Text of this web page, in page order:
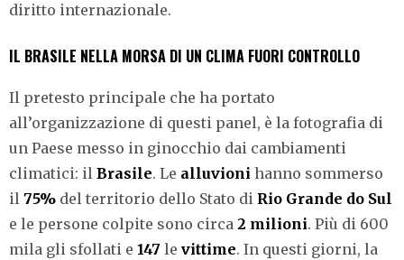
diritto internazionale.
IL BRASILE NELLA MORSA DI UN CLIMA FUORI CONTROLLO
Il pretesto principale che ha portato
all’organizzazione di questi panel, è la fotografia di
un Paese messo in ginocchio dai cambiamenti
climatici: il Brasile. Le alluvioni hanno sommerso
il 75% del territorio dello Stato di Rio Grande do Sul
e le persone colpite sono circa 2 milioni. Più di 600
mila gli sfollati e 147 le vittime. In questi giorni, la